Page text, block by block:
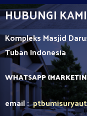
HUBUNGI KAMI
Kompleks Masjid
TubanIndonesia
WHATSAPP
email :